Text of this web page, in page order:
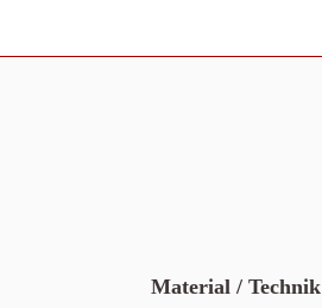
Material / Technik